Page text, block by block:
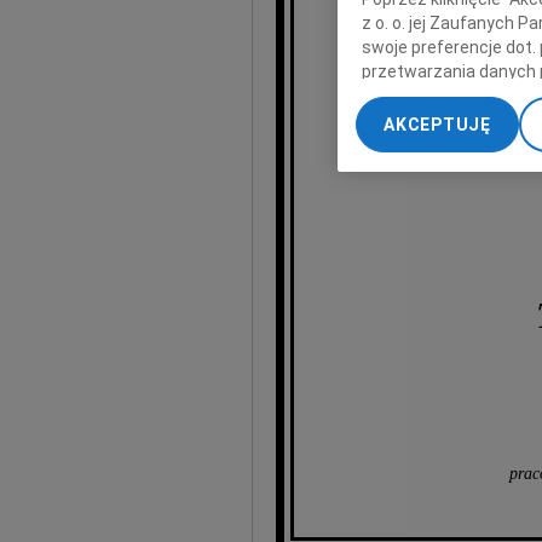
z o. o. jej Zaufanych
swoje preferencje dot.
przetwarzania danych
„Ustawienia
My, nasi Zaufani
dokładnych danych
Przechowywanie
AKCEPTUJĘ